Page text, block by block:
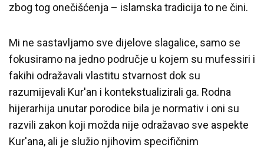
zbog tog onečišćenja – islamska tradicija to ne čini.
Mi ne sastavljamo sve dijelove slagalice, samo se
fokusiramo na jedno područje u kojem su mufessiri i
fakihi odražavali vlastitu stvarnost dok su
razumijevali Kur'an i kontekstualizirali ga. Rodna
hijerarhija unutar porodice bila je normativ i oni su
razvili zakon koji možda nije odražavao sve aspekte
Kur'ana, ali je služio njihovim specifičnim